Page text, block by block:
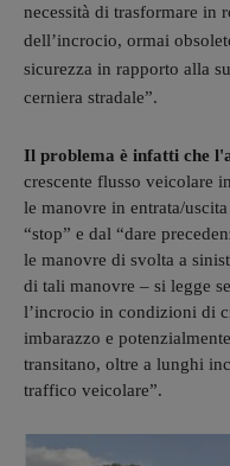
necessità di trasformare in
dell’incrocio, ormai
sicurezza in rapporto alla
cerniera stradale”.
Il problema è infatti che
crescente flusso veicolare
le manovre in entrata/
“stop” e dal “dare
le manovre di svolta a
di tali manovre – si legge
l’incrocio in condizioni di
imbarazzo e
transitano, oltre a lunghi
traffico veicolare”.